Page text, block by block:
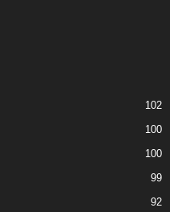
102
100
100
99
92